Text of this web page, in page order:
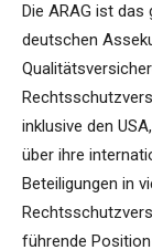
Die ARAG ist
deutschen
inklusive den
über ihre
Beteiligungen in
führende